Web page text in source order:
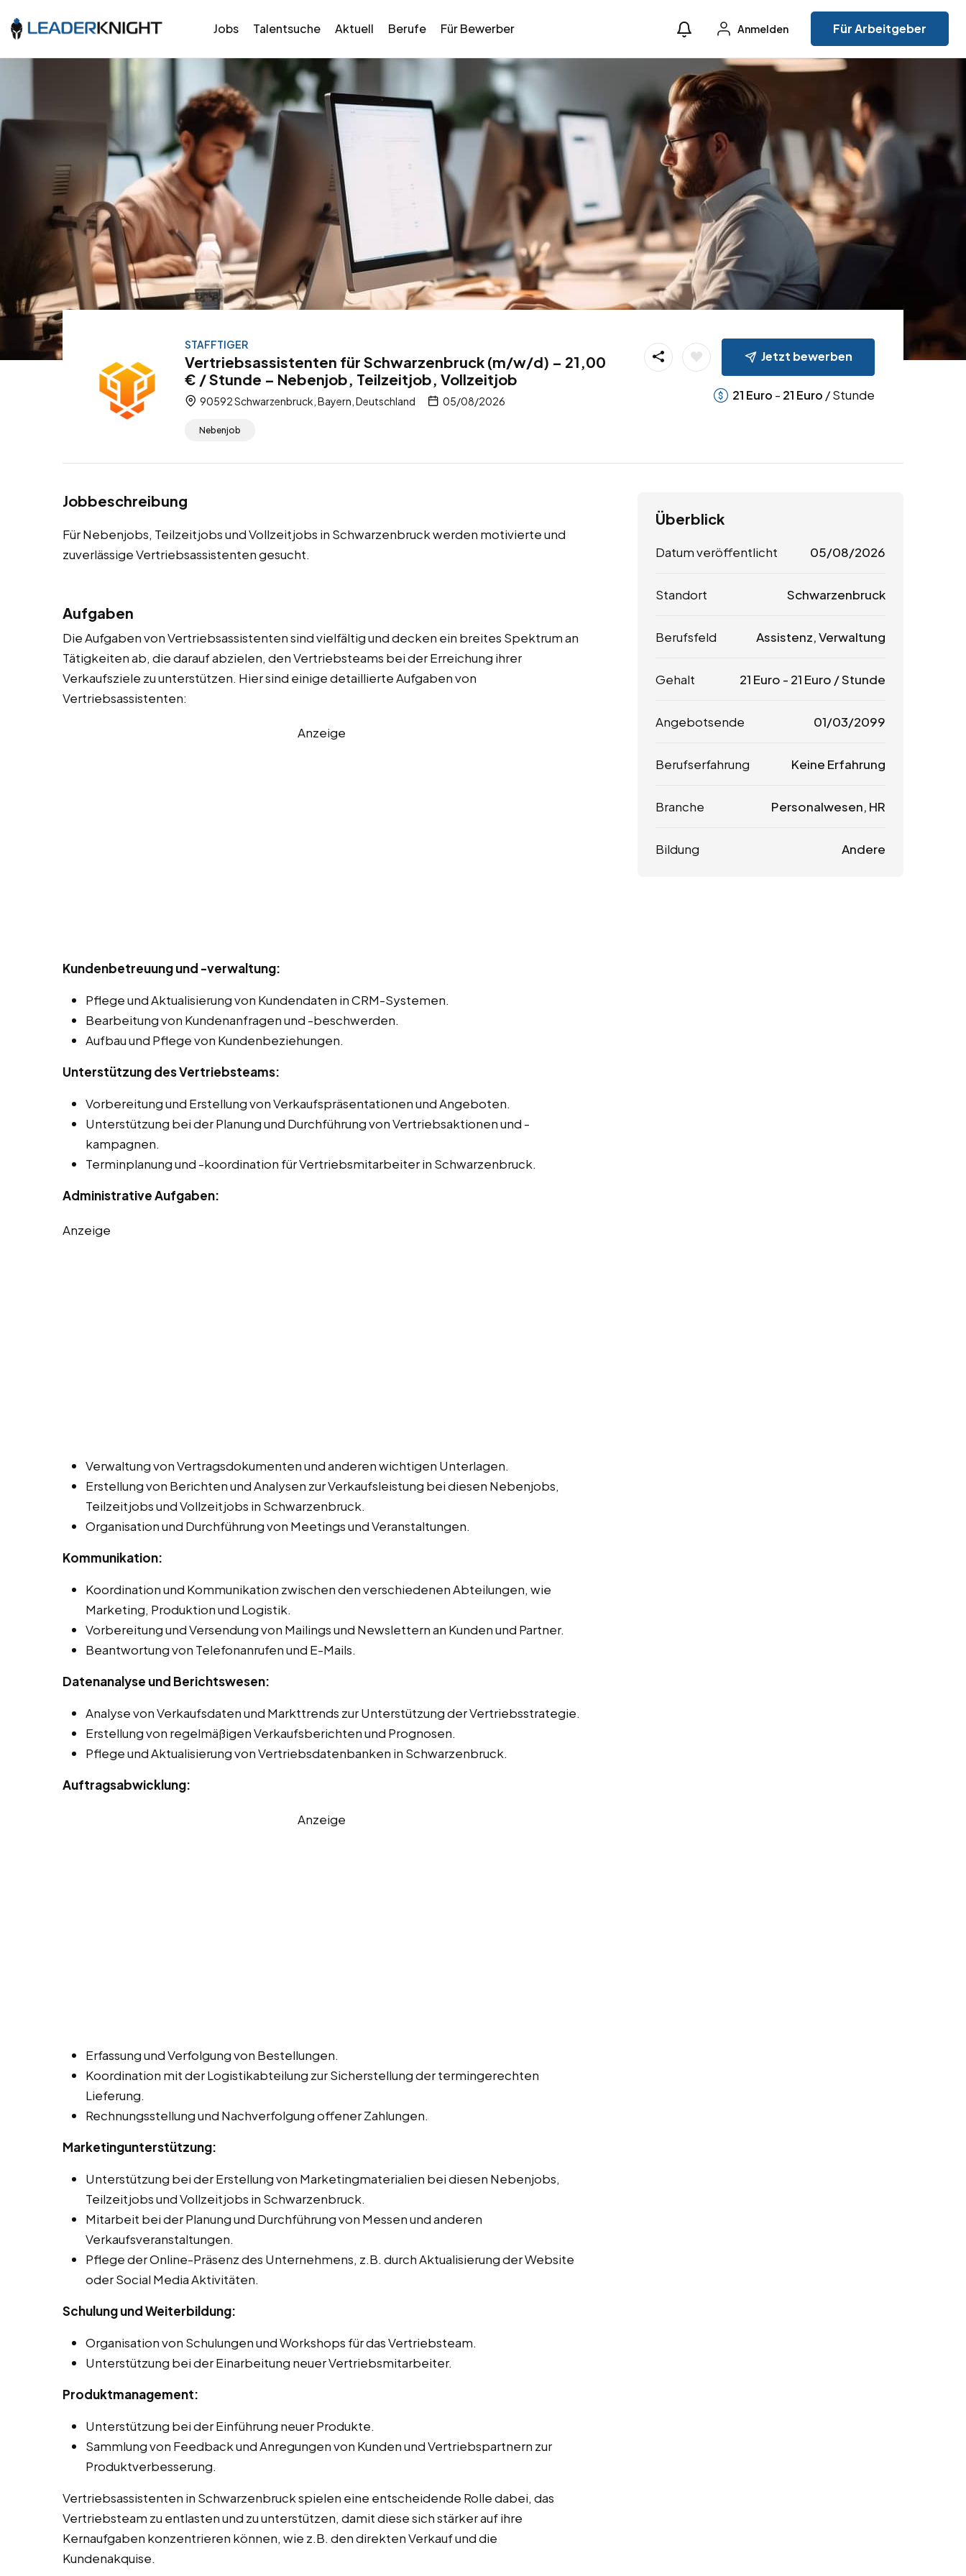
Jobs Talentsuche Aktuell Berufe Für Bewerber Anmelden Für Arbeitgeber
STAFFTIGER
Vertriebsassistenten für Schwarzenbruck (m/w/d) – 21,00
€ / Stunde – Nebenjob, Teilzeitjob, Vollzeitjob
90592 Schwarzenbruck, Bayern, Deutschland 05/08/2026
Nebenjob
Jetzt bewerben
21 Euro - 21 Euro / Stunde
Jobbeschreibung
Für Nebenjobs, Teilzeitjobs und Vollzeitjobs in Schwarzenbruck werden motivierte und
zuverlässige Vertriebsassistenten gesucht.
Aufgaben
Die Aufgaben von Vertriebsassistenten sind vielfältig und decken ein breites Spektrum an
Tätigkeiten ab, die darauf abzielen, den Vertriebsteams bei der Erreichung ihrer
Verkaufsziele zu unterstützen. Hier sind einige detaillierte Aufgaben von
Vertriebsassistenten:
Anzeige
Kundenbetreuung und -verwaltung:
Pflege und Aktualisierung von Kundendaten in CRM-Systemen.
Bearbeitung von Kundenanfragen und -beschwerden.
Aufbau und Pflege von Kundenbeziehungen.
Unterstützung des Vertriebsteams:
Vorbereitung und Erstellung von Verkaufspräsentationen und Angeboten.
Unterstützung bei der Planung und Durchführung von Vertriebsaktionen und -
kampagnen.
Terminplanung und -koordination für Vertriebsmitarbeiter in Schwarzenbruck.
Administrative Aufgaben:
Anzeige
Verwaltung von Vertragsdokumenten und anderen wichtigen Unterlagen.
Erstellung von Berichten und Analysen zur Verkaufsleistung bei diesen Nebenjobs,
Teilzeitjobs und Vollzeitjobs in Schwarzenbruck.
Organisation und Durchführung von Meetings und Veranstaltungen.
Kommunikation:
Koordination und Kommunikation zwischen den verschiedenen Abteilungen, wie
Marketing, Produktion und Logistik.
Vorbereitung und Versendung von Mailings und Newslettern an Kunden und Partner.
Beantwortung von Telefonanrufen und E-Mails.
Datenanalyse und Berichtswesen:
Analyse von Verkaufsdaten und Markttrends zur Unterstützung der Vertriebsstrategie.
Erstellung von regelmäßigen Verkaufsberichten und Prognosen.
Pflege und Aktualisierung von Vertriebsdatenbanken in Schwarzenbruck.
Auftragsabwicklung:
Anzeige
Erfassung und Verfolgung von Bestellungen.
Koordination mit der Logistikabteilung zur Sicherstellung der termingerechten
Lieferung.
Rechnungsstellung und Nachverfolgung offener Zahlungen.
Marketingunterstützung:
Unterstützung bei der Erstellung von Marketingmaterialien bei diesen Nebenjobs,
Teilzeitjobs und Vollzeitjobs in Schwarzenbruck.
Mitarbeit bei der Planung und Durchführung von Messen und anderen
Verkaufsveranstaltungen.
Pflege der Online-Präsenz des Unternehmens, z.B. durch Aktualisierung der Website
oder Social Media Aktivitäten.
Schulung und Weiterbildung:
Organisation von Schulungen und Workshops für das Vertriebsteam.
Unterstützung bei der Einarbeitung neuer Vertriebsmitarbeiter.
Produktmanagement:
Unterstützung bei der Einführung neuer Produkte.
Sammlung von Feedback und Anregungen von Kunden und Vertriebspartnern zur
Produktverbesserung.
Vertriebsassistenten in Schwarzenbruck spielen eine entscheidende Rolle dabei, das
Vertriebsteam zu entlasten und zu unterstützen, damit diese sich stärker auf ihre
Kernaufgaben konzentrieren können, wie z.B. den direkten Verkauf und die
Kundenakquise.
Überblick
Datum veröffentlicht 05/08/2026
Standort Schwarzenbruck
Berufsfeld Assistenz, Verwaltung
Gehalt 21 Euro - 21 Euro / Stunde
Angebotsende 01/03/2099
Berufserfahrung Keine Erfahrung
Branche Personalwesen, HR
Bildung Andere